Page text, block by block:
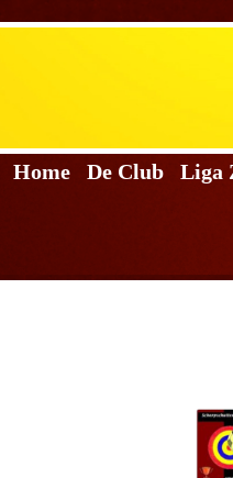
Home De Club Liga